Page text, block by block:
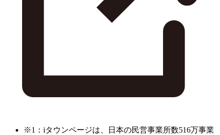
※1：iタウンページは、日本の民営事業所数516万事業